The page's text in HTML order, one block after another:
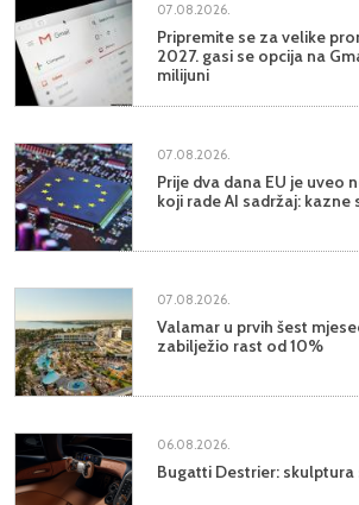
07.08.2026.
Pripremite se za velike
2027. gasi se opcija na
milijuni
07.08.2026.
Prije dva dana EU je uveo
koji rade AI sadržaj: kazne
07.08.2026.
Valamar u prvih šest
zabilježio rast od 10%
06.08.2026.
Bugatti Destrier: